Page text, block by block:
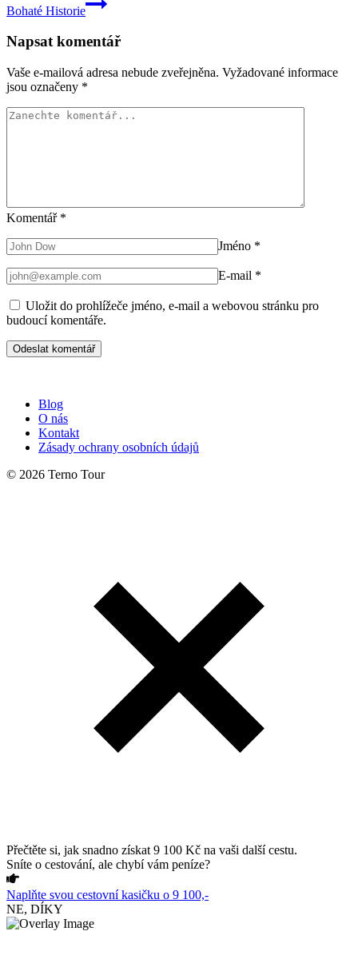
Bohaté Historie
Napsat komentář
Vaše e-mailová adresa nebude zveřejněna. Vyžadované informace
jsou označeny *
Komentář *
Jméno *
E-mail *
Uložit do prohlížeče jméno, e-mail a webovou stránku pro
budoucí komentáře.
Blog
O nás
Kontakt
Zásady ochrany osobních údajů
© 2026 Terno Tour
Přečtěte si, jak snadno získat 9 100 Kč na vaši další cestu.
Sníte o cestování, ale chybí vám peníze?
Naplňte svou cestovní kasičku o 9 100,-
NE, DÍKY